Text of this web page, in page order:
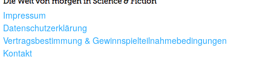
Impressum
Datenschutzerklärung
Vertragsbestimmung & Gewinnspielteilnahmebedingungen
Kontakt